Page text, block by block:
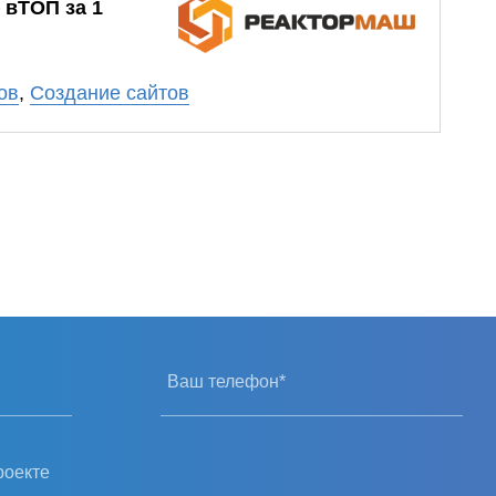
в ООО
за 1
, Создание сайтов
Ваш телефон*